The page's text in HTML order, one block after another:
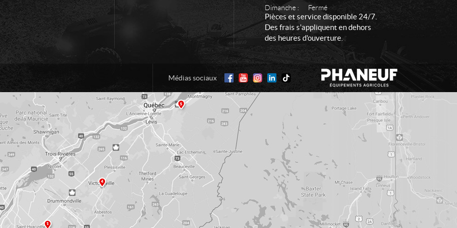
Dimanche :
Fermé
Pièces et service disponible 24/7.
Des frais s'appliquent en dehors
des heures d'ouverture.
Médias sociaux